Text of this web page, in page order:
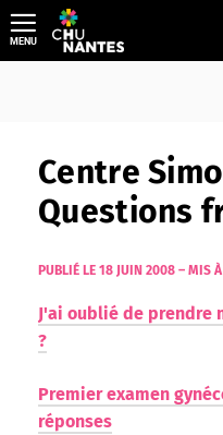
Aller
au
contenu
MENU
Centre
Questions
PUBLIÉ LE 18 JUIN 2008 – MIS
J'ai oublié de prendre
?
Premier examen
réponses